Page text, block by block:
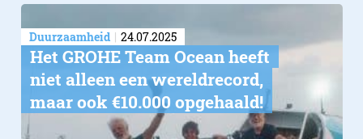
Duurzaamheid 24.07.2025
Het GROHE Team Ocean heeft
niet alleen een wereldrecord,
maar ook €10.000 opgehaald!